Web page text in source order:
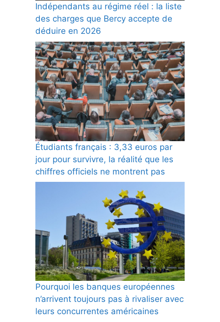
Indépendants au régime réel : la liste
des charges que Bercy accepte de
déduire en 2026
Étudiants français : 3,33 euros par
jour pour survivre, la réalité que les
chiffres officiels ne montrent pas
Pourquoi les banques européennes
n’arrivent toujours pas à rivaliser avec
leurs concurrentes américaines